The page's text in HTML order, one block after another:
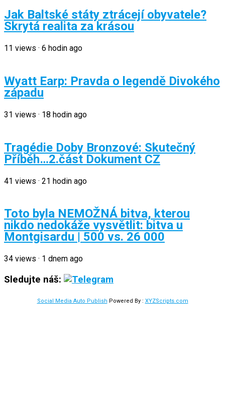
Jak Baltské státy ztrácejí obyvatele?
Skrytá realita za krásou
11 views · 6 hodin ago
Wyatt Earp: Pravda o legendě Divokého
západu
31 views · 18 hodin ago
Tragédie Doby Bronzové: Skutečný
Příběh…2.část Dokument CZ
41 views · 21 hodin ago
Toto byla NEMOŽNÁ bitva, kterou
nikdo nedokáže vysvětlit: bitva u
Montgisardu | 500 vs. 26 000
34 views · 1 dnem ago
Sledujte náš:
Social Media Auto Publish Powered By : XYZScripts.com